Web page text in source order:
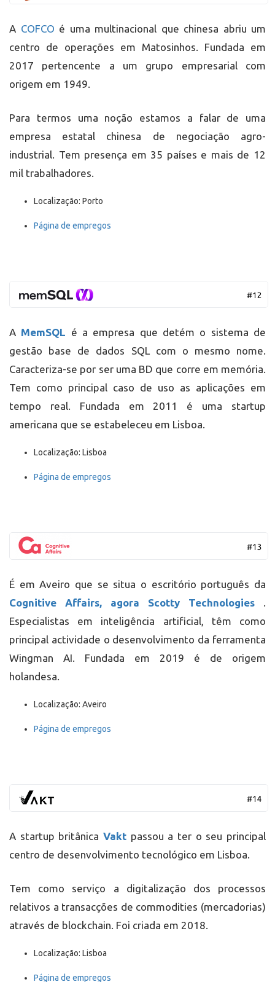
A COFCO é uma multinacional que chinesa abriu um
centro de operações em Matosinhos. Fundada em
2017 pertencente a um grupo empresarial com
origem em 1949.
Para termos uma noção estamos a falar de uma
empresa estatal chinesa de negociação agro-
industrial. Tem presença em 35 países e mais de 12
mil trabalhadores.
Localização: Porto
Página de empregos
A MemSQL é a empresa que detém o sistema de
gestão base de dados SQL com o mesmo nome.
Caracteriza-se por ser uma BD que corre em memória.
Tem como principal caso de uso as aplicações em
tempo real. Fundada em 2011 é uma startup
americana que se estabeleceu em Lisboa.
Localização: Lisboa
Página de empregos
É em Aveiro que se situa o escritório português da
Cognitive Affairs, agora Scotty Technologies .
Especialistas em inteligência artificial, têm como
principal actividade o desenvolvimento da ferramenta
Wingman AI. Fundada em 2019 é de origem
holandesa.
Localização: Aveiro
Página de empregos
A startup britânica Vakt passou a ter o seu principal
centro de desenvolvimento tecnológico em Lisboa.
Tem como serviço a digitalização dos processos
relativos a transacções de commodities (mercadorias)
através de blockchain. Foi criada em 2018.
Localização: Lisboa
Página de empregos